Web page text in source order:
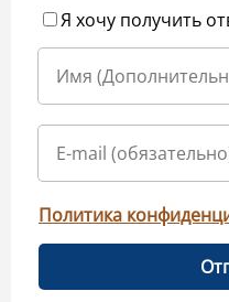
Я хочу получить
Политика